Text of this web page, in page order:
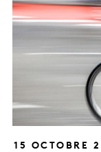
15 OCTOBRE